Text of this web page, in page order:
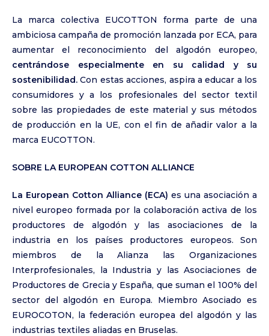
La marca colectiva EUCOTTON forma parte de una
ambiciosa campaña de promoción lanzada por ECA, para
aumentar el reconocimiento del algodón europeo,
centrándose especialmente en su calidad y su
sostenibilidad. Con estas acciones, aspira a educar a los
consumidores y a los profesionales del sector textil
sobre las propiedades de este material y sus métodos
de producción en la UE, con el fin de añadir valor a la
marca EUCOTTON.
SOBRE LA EUROPEAN COTTON ALLIANCE
La European Cotton Alliance (ECA) es una asociación a
nivel europeo formada por la colaboración activa de los
productores de algodón y las asociaciones de la
industria en los países productores europeos. Son
miembros de la Alianza las Organizaciones
Interprofesionales, la Industria y las Asociaciones de
Productores de Grecia y España, que suman el 100% del
sector del algodón en Europa. Miembro Asociado es
EUROCOTON, la federación europea del algodón y las
industrias textiles aliadas en Bruselas.